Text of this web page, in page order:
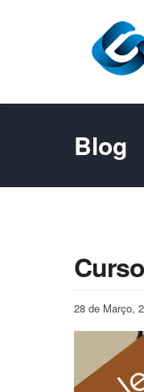
Blog
28 de Março,